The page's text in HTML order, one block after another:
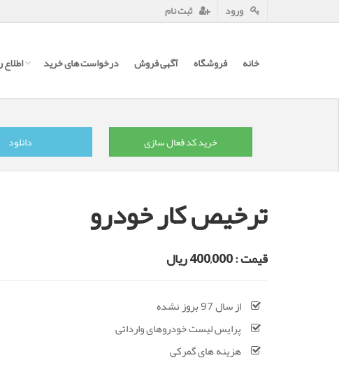
ورود ثبت نام
خانه فروشگاه آگهی فروش درخواست های خرید
خرید کد فعال سازی دانلود
ترخیص کار خودرو
قیمت : 400,000 ریال
از سال 97 بروز نشده
پرایس لیست خودروهای وارداتی
هزینه های گمرکی